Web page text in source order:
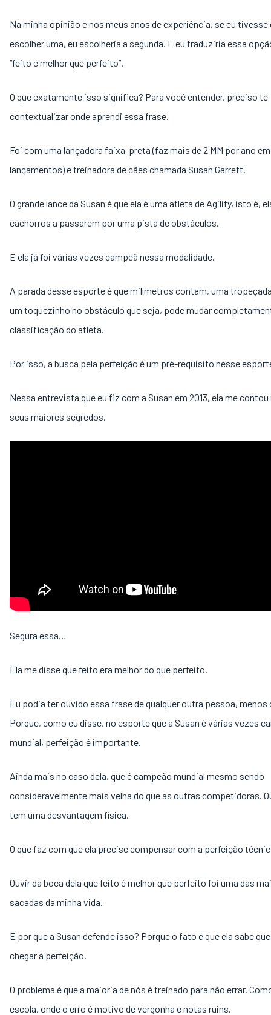
Na minha opinião e nos meus anos de experiência, se eu tivesse
escolher uma, eu escolheria a segunda. E eu traduziria essa
“feito é melhor que perfeito”.
O que exatamente isso significa? Para você entender, preciso te
contextualizar onde aprendi essa frase.
Foi com uma lançadora faixa-preta (faz mais de 2 MM por ano em
lançamentos) e treinadora de cães chamada Susan Garrett.
O grande lance da Susan é que ela é uma atleta de Agility, isto é,
cachorros a passarem por uma pista de obstáculos.
E ela já foi várias vezes campeã nessa modalidade.
A parada desse esporte é que milímetros contam, uma
um toquezinho no obstáculo que seja, pode mudar
classificação do atleta.
Por isso, a busca pela perfeição é um pré-requisito nesse
Nessa entrevista que eu fiz com a Susan em 2013, ela me
seus maiores segredos.
Segura essa…
Ela me disse que feito era melhor do que perfeito.
Eu podia ter ouvido essa frase de qualquer outra pessoa, menos
Porque, como eu disse, no esporte que a Susan é várias vezes
mundial, perfeição é importante.
Ainda mais no caso dela, que é campeão mundial mesmo sendo
consideravelmente mais velha do que as outras competidoras.
tem uma desvantagem física.
O que faz com que ela precise compensar com a perfeição
Ouvir da boca dela que feito é melhor que perfeito foi uma das
sacadas da minha vida.
E por que a Susan defende isso? Porque o fato é que ela sabe
chegar à perfeição.
O problema é que a maioria de nós é treinado para não errar.
escola, onde o erro é motivo de vergonha e notas ruins.